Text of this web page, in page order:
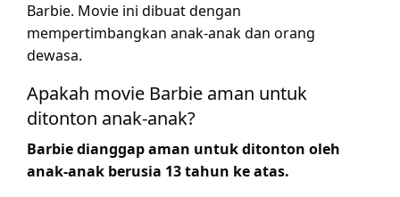
Barbie. Movie ini dibuat dengan
mempertimbangkan anak-anak dan orang
dewasa.
Apakah movie Barbie aman untuk
ditonton anak-anak?
Barbie dianggap aman untuk ditonton oleh
anak-anak berusia 13 tahun ke atas.